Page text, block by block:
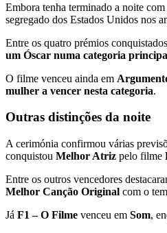
Embora tenha terminado a noite com
segregado dos Estados Unidos nos
Entre os quatro prémios
um Óscar numa categoria
O filme venceu ainda em
mulher a vencer nesta categoria.
Outras distinções da noite
A cerimónia confirmou várias
conquistou Melhor Atriz pelo filme
Entre os outros vencedores
Melhor Canção Original com o
Já F1 – O Filme venceu em Som,